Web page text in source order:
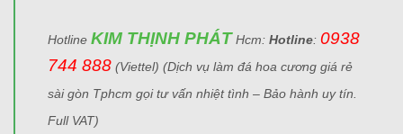
Hotline KIM THỊNH PHÁT Hcm: Hotline: 0938
744 888 (Viettel) (Dịch vụ làm đá hoa cương giá rẻ
sài gòn Tphcm gọi tư vấn nhiệt tình – Bảo hành uy tín.
Full VAT)